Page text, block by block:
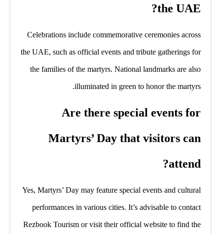
the UAE?
Celebrations include commemorative ceremonies across
the UAE, such as official events and tribute gatherings for
the families of the martyrs. National landmarks are also
illuminated in green to honor the martyrs.
Are there special events for
Martyrs’ Day that visitors can
attend?
Yes, Martyrs’ Day may feature special events and cultural
performances in various cities. It’s advisable to contact
Rezbook Tourism or visit their official website to find the